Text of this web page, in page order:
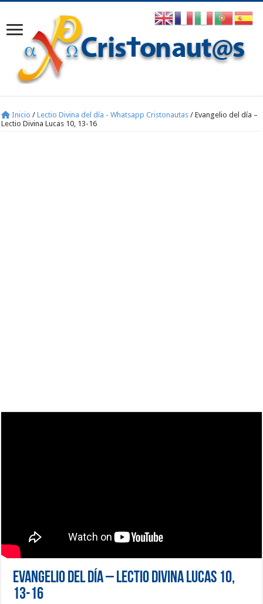
Inicio / Lectio Divina del día - Whatsapp Cristonautas / Evangelio del día –
Lectio Divina Lucas 10, 13-16
Evangelio del día – Lectio Divina Lucas 10,
13-16